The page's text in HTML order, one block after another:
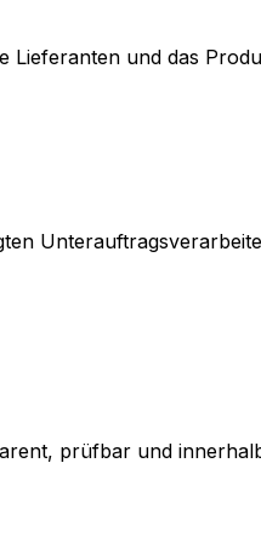
Lieferanten und das
prüfbar und